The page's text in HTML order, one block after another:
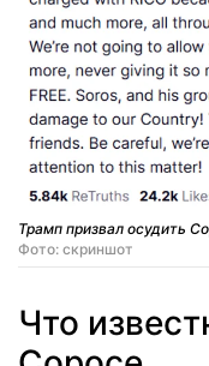
Трамп призвал осудить
Фото: скриншот
Что